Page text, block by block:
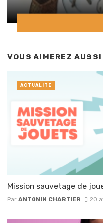
VOUS AIMEREZ AUSSI
Mission sauvetage de
Par ANTONIN CHARTIER 20
ACTUALITÉ